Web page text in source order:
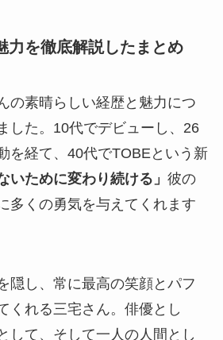
力を徹底解説したまとめ
の素晴らしい経歴と魅力につ
した。10代でデビューし、26
を経て、40代でTOBEという新
いために変わり続ける」 彼の
多くの勇気を与えてくれます
隠し、常に最高の笑顔とパフ
くれる三宅さん。俳優とし
して、そして一人の人間とし